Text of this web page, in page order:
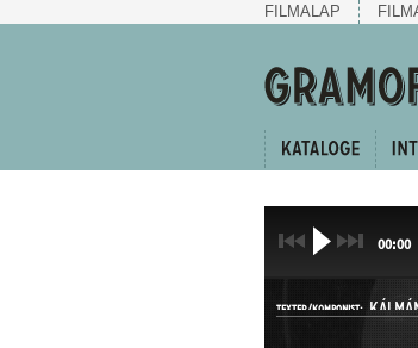
FILMALAP
00:00
TEXTER/KOMPONIST: